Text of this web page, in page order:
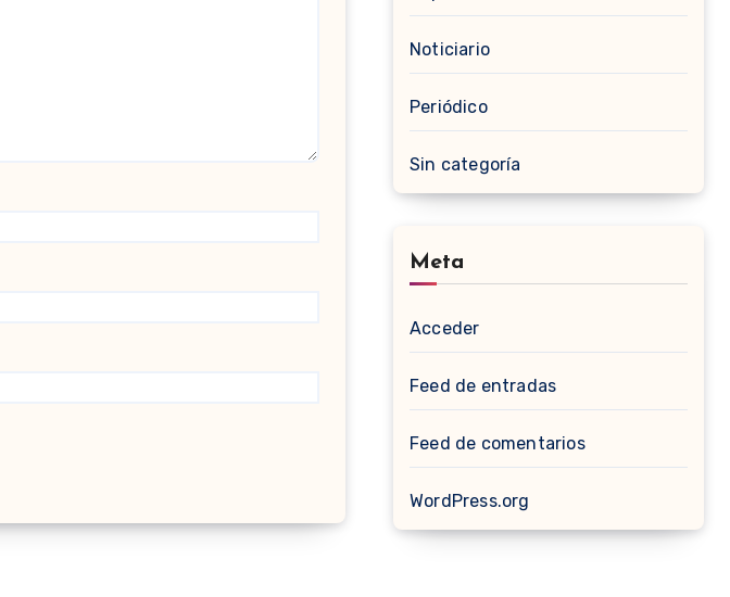
Noticiario
Periódico
Sin categoría
Meta
Acceder
Feed de entradas
Feed de comentarios
WordPress.org